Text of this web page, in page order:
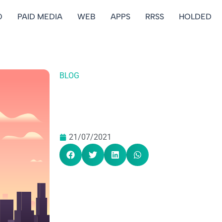
PAID MEDIA WEB APPS RRSS HOLDED
BLOG
21/07/2021